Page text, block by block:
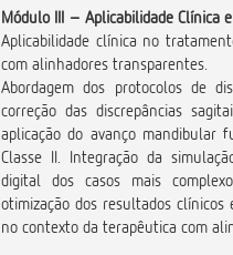
Módulo III – Aplicabilidade Clínica
Aplicabilidade clínica no
com alinhadores transparentes.
Abordagem dos protocolos de
correção das discrepâncias
aplicação do avanço mandibular
Classe II. Integração da
digital dos casos mais
otimização dos resultados
no contexto da terapêutica com